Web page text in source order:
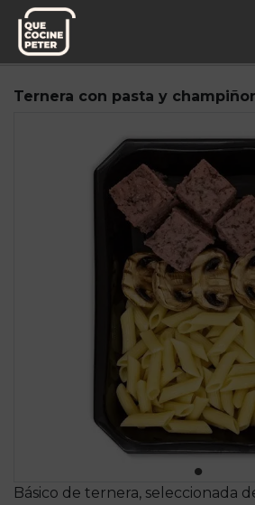
Pedido semanal
Ternera con pasta y
Básico de ternera, seleccionada